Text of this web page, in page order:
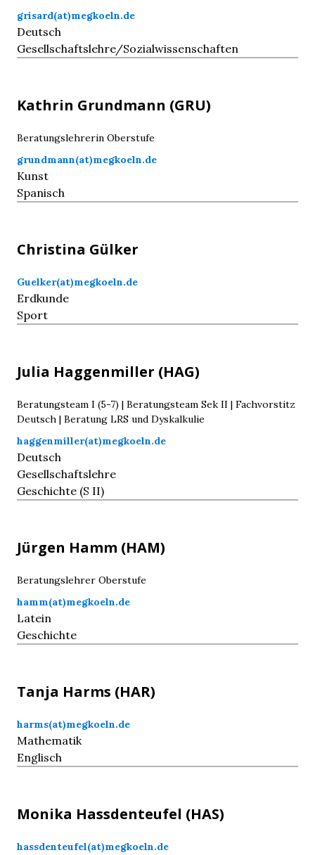
grisard(at)megkoeln.de
Deutsch
Gesellschaftslehre/Sozialwissenschaften
Kathrin Grundmann (GRU)
Beratungslehrerin Oberstufe
grundmann(at)megkoeln.de
Kunst
Spanisch
Christina Gülker
Guelker(at)megkoeln.de
Erdkunde
Sport
Julia Haggenmiller (HAG)
Beratungsteam I (5-7) | Beratungsteam Sek II | Fachvorstitz
Deutsch | Beratung LRS und Dyskalkulie
haggenmiller(at)megkoeln.de
Deutsch
Gesellschaftslehre
Geschichte (S II)
Jürgen Hamm (HAM)
Beratungslehrer Oberstufe
hamm(at)megkoeln.de
Latein
Geschichte
Tanja Harms (HAR)
harms(at)megkoeln.de
Mathematik
Englisch
Monika Hassdenteufel (HAS)
hassdenteufel(at)megkoeln.de